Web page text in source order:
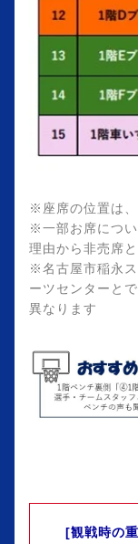
※座席の位置は
※一部お席につ
理由から非売席
※名古屋市稲永
ーツセンターと
異なります
[観戦時の